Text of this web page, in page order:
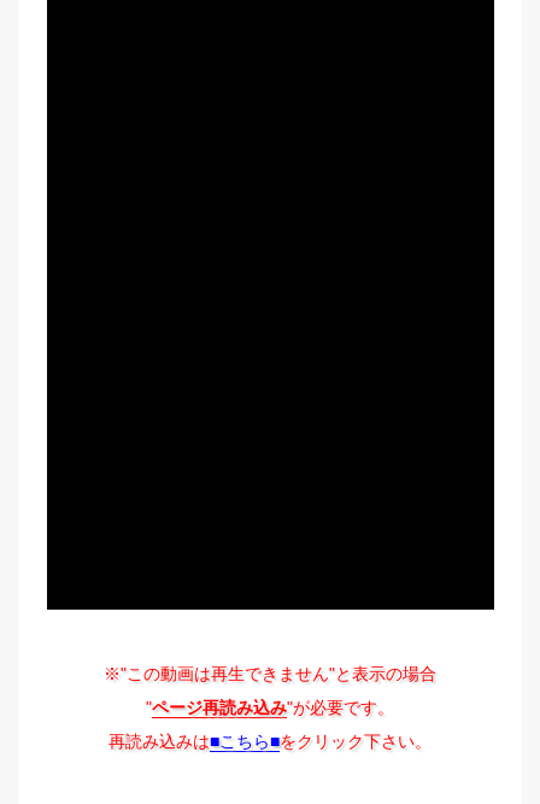
※"この動画は再生できません"と表示の場合
"ページ再読み込み"が必要です。
再読み込みは■こちら■をクリック下さい。